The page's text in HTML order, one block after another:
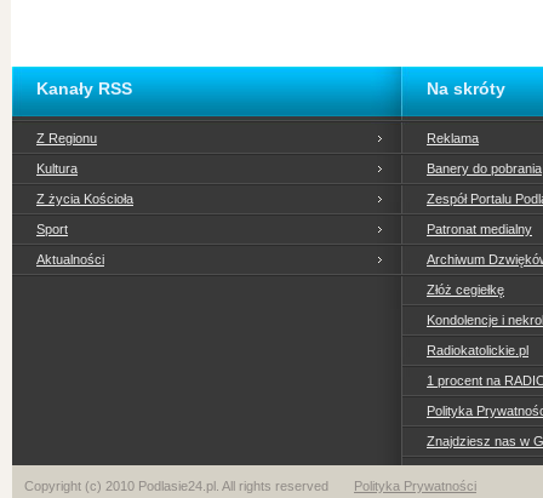
Kanały RSS
Z Regionu
Kultura
Z życia Kościoła
Sport
Aktualności
Na skróty
Reklama
Banery do pobrania
Zespół Portalu
Patronat medialny
Archiwum
Złóż cegiełkę
Kondolencje i
Radiokatolickie.pl
1 procent na
Polityka
Znajdziesz nas w
Copyright (c) 2010 Podlasie24.pl. All rights reserved Polityka Prywatności